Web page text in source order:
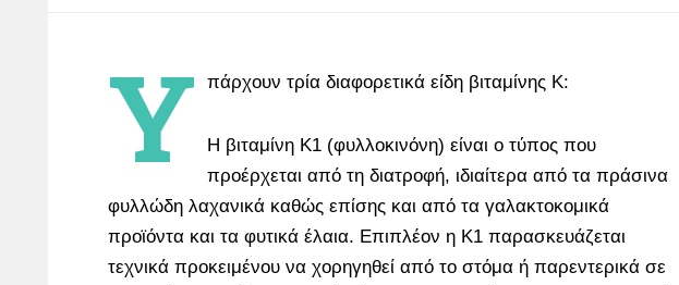
Υ πάρχουν τρία διαφορετικά είδη βιταμίνης Κ:
Η βιταμίνη Κ1 (φυλλοκινόνη) είναι ο τύπος που
προέρχεται από τη διατροφή, ιδιαίτερα από τα πράσινα
φυλλώδη λαχανικά καθώς επίσης και από τα γαλακτοκομικά
προϊόντα και τα φυτικά έλαια. Επιπλέον η Κ1 παρασκευάζεται
τεχνικά προκειμένου να χορηγηθεί από το στόμα ή παρεντερικά σε